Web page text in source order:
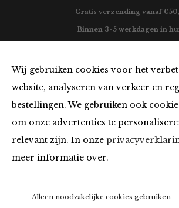
Wij gebruiken cookies voor het
website, analyseren van verkeer en
bestellingen. We gebruiken ook
om onze advertenties te
relevant zijn. In onze
meer informatie over.
Alleen noodzakelijke cookies gebruiken
Gratis verzending vanaf
Binnen 3-5 werkdagen in
Jurken en Rokken
Home Winkel Kleding Jurken